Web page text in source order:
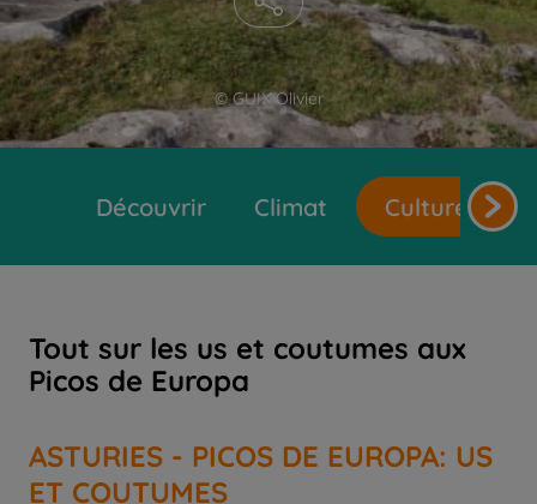
© GUIX Olivier
Découvrir Climat Cultures et
Tout sur les us et coutumes aux
Picos de Europa
ASTURIES - PICOS DE EUROPA: US
ET COUTUMES